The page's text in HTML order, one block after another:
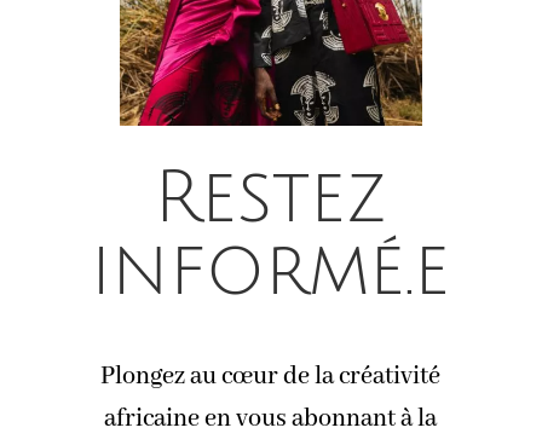
Restez
informé.e
Plongez au cœur de la créativité
africaine en vous abonnant à la